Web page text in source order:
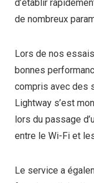
d’établir
de nombreux
Lors de nos
bonnes
compris avec des
Lightway s’est
lors du passage
entre le Wi-Fi et
Le service a